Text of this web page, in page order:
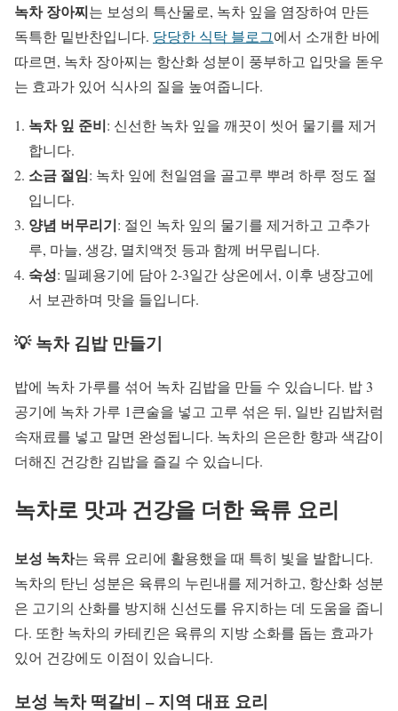
녹차 장아찌는 보성의 특산물로, 녹차 잎을 염장하여 만든
독특한 밑반찬입니다. 당당한 식탁 블로그에서 소개한 바에
따르면, 녹차 장아찌는 항산화 성분이 풍부하고 입맛을 돋우
는 효과가 있어 식사의 질을 높여줍니다.
녹차 잎 준비: 신선한 녹차 잎을 깨끗이 씻어 물기를 제거
합니다.
소금 절임: 녹차 잎에 천일염을 골고루 뿌려 하루 정도 절
입니다.
양념 버무리기: 절인 녹차 잎의 물기를 제거하고 고추가
루, 마늘, 생강, 멸치액젓 등과 함께 버무립니다.
숙성: 밀폐용기에 담아 2-3일간 상온에서, 이후 냉장고에
서 보관하며 맛을 들입니다.
💡 녹차 김밥 만들기
밥에 녹차 가루를 섞어 녹차 김밥을 만들 수 있습니다. 밥 3
공기에 녹차 가루 1큰술을 넣고 고루 섞은 뒤, 일반 김밥처럼
속재료를 넣고 말면 완성됩니다. 녹차의 은은한 향과 색감이
더해진 건강한 김밥을 즐길 수 있습니다.
녹차로 맛과 건강을 더한 육류 요리
보성 녹차는 육류 요리에 활용했을 때 특히 빛을 발합니다.
녹차의 탄닌 성분은 육류의 누린내를 제거하고, 항산화 성분
은 고기의 산화를 방지해 신선도를 유지하는 데 도움을 줍니
다. 또한 녹차의 카테킨은 육류의 지방 소화를 돕는 효과가
있어 건강에도 이점이 있습니다.
보성 녹차 떡갈비 – 지역 대표 요리